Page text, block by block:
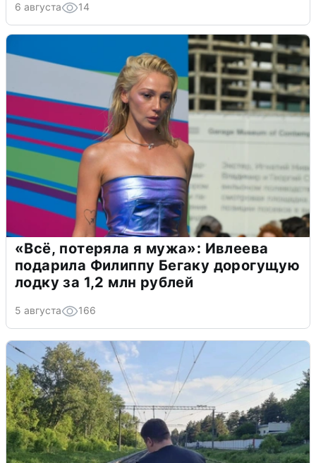
6 августа 14
«Всё, потеряла я мужа»: Ивлеева
подарила Филиппу Бегаку дорогущую
лодку за 1,2 млн рублей
5 августа 166